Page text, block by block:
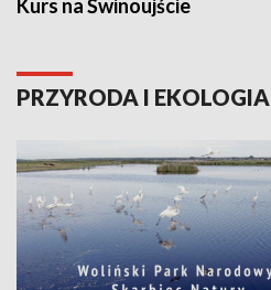
Kurs na Świnoujście
PRZYRODA I EKOLOGIA